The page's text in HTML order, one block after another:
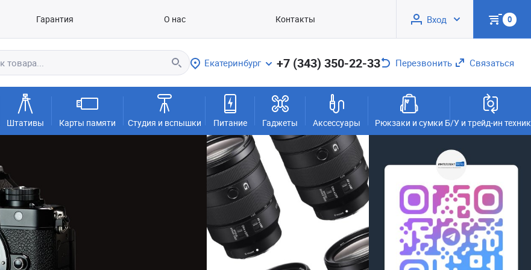
Гарантия О нас Контакты Вход 0
Екатеринбург +7 (343) 350-22-33 Перезвонить Связаться
Штативы Карты памяти Студия и вспышки Питание Гаджеты Аксессуары Рюкзаки и сумки Б/У и трейд-ин